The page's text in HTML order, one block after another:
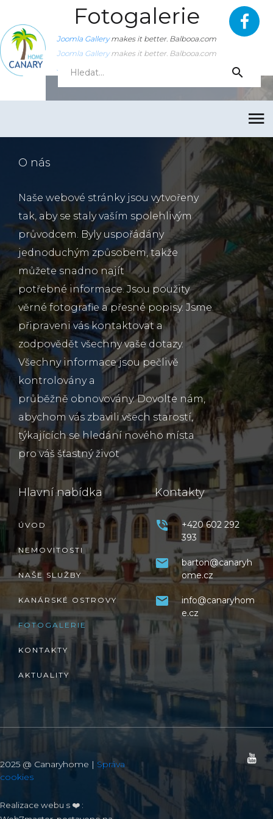
Fotogalerie
Joomla Gallerymakes it better. Balbooa.com
Joomla Gallerymakes it better. Balbooa.com
Joomla Gallery
O nás
Naše webové stránky jsou vytvořeny
tak, aby se staly vaším spolehlivým
průvodcem. Byly uspořádány
jednoduchým způsobem, takže
můžete snadno najít
potřebné informace. Jsou použity
věrné fotografie a přesné popisy. Jsme
připraveni vás kontaktovat a
zodpovědět všechny vaše dotazy.
Všechny informace jsou pečlivě
kontrolovány a
průběžně obnovovány. Dovolte nám,
abychom vás zbavili všech starostí,
týkajících se hledání nového místa
pro váš šťastný život
Hlavní nabídka
ÚVOD
NEMOVITOSTI
NAŠE SLUŽBY
KANÁRSKÉ OSTROVY
FOTOGALERIE
KONTAKTY
AKTUALITY
Kontakty
+420 602 292
393
barton@canaryh
ome.cz
info@canaryhom
e.cz
2025 @ Canaryhome | Správa
cookies
Realizace webu s ❤️ :